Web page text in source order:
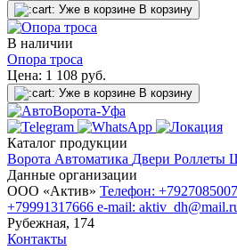
Уже в корзине В корзину
В наличии
Опора троса
Цена: 1 108 руб.
Уже в корзине В корзину
Каталог продукции
Ворота Автоматика Двери Роллеты
Данные организации
ООО «‎Актив»‎ Телефон:
+79991317666 e-mail:
Рубежная, 174
Контакты